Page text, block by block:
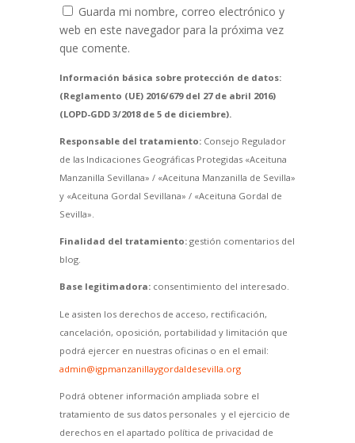
Guarda mi nombre, correo electrónico y
web en este navegador para la próxima vez
que comente.
Información básica sobre protección de datos:
(Reglamento (UE) 2016/679 del 27 de abril 2016)
(LOPD-GDD 3/2018 de 5 de diciembre).
Responsable del tratamiento:Consejo Regulador
de las Indicaciones Geográficas Protegidas «Aceituna
Manzanilla Sevillana» / «Aceituna Manzanilla de Sevilla»
y «Aceituna Gordal Sevillana» / «Aceituna Gordal de
Sevilla».
Finalidad del tratamiento:gestión comentarios del
blog.
Base legitimadora:consentimiento del interesado.
Le asisten los derechos de acceso, rectificación,
cancelación, oposición, portabilidad y limitación que
podrá ejercer en nuestras oficinas o en el email:
admin@igpmanzanillaygordaldesevilla.org
Podrá obtener información ampliada sobre el
tratamiento de sus datos personales y el ejercicio de
derechos en el apartado política de privacidad de